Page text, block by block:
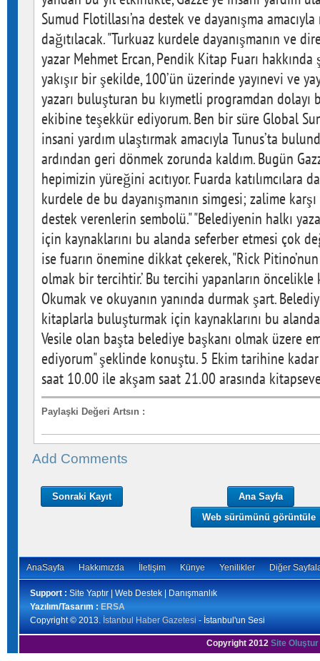
Sumud Flotillası’na destek ve dayanışma
dağıtılacak. "Turkuaz kurdele dayanışmanın ve
yazar Mehmet Ercan, Pendik Kitap Fuarı hakkında
yakışır bir şekilde, 100’ün üzerinde yayınevi ve
yazarı buluşturan bu kıymetli programdan dolayı
ekibine teşekkür ediyorum. Ben bir süre Global
insani yardım ulaştırmak amacıyla Tunus’ta
ardından geri dönmek zorunda kaldım. Bugün
hepimizin yüreğini acıtıyor. Fuarda katılımcılara
kurdele de bu dayanışmanın simgesi; zalime
destek verenlerin sembolü." "Belediyenin halkı
için kaynaklarını bu alanda seferber etmesi çok
ise fuarın önemine dikkat çekerek, "Rick Pitino’nun
olmak bir tercihtir.’ Bu tercihi yapanların öncelikle
Okumak ve okuyanın yanında durmak şart.
kitaplarla buluşturmak için kaynaklarını bu
Vesile olan başta belediye başkanı olmak üzere
ediyorum" şeklinde konuştu. 5 Ekim tarihine
saat 10.00 ile akşam saat 21.00 arasında
Paylaşki Değeri Artsın :
Add Comments
Sonraki Kayıt
Ana Sayfa
Web sürümünü görüntüle
AnaSayfa Hakkımızda İletişim Künye Yenilikler Diğer
Support : Site Yaptır | Web Destek | Danışmanlık
Yazılım/Tasarım : ERSA
Copyright © 2013. İstanbul Haber Gazetesi - İstanbul'un Sesi
Copyright 2012 Site Oluştur